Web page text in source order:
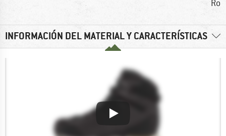
INFORMACIÓN DEL MATERIAL Y CARACTERÍSTICAS